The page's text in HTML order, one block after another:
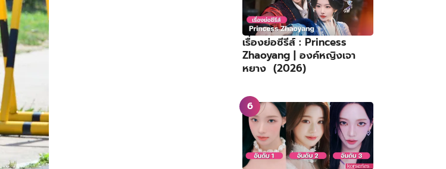
เรื่องย่อซีรีส์ : Princess
Zhaoyang | องค์หญิงเจา
หยาง (2026)